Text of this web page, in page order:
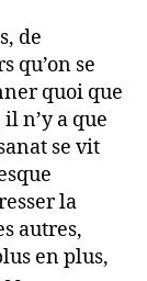
de
qu’on se
quoi que
n’y a que
se vit
la
autres,
en plus,